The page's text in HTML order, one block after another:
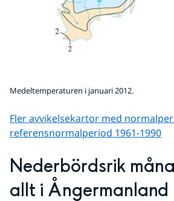
Medeltemperaturen i januari 2012.
Fler avvikelsekartor med
referens­normalperiod 1961-1990
Nederbördsrik
allt i Ångermanland